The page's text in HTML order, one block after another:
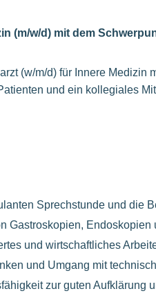
(m/w/d) mit dem
(w/m/d) für Innere Medizin
und ein kollegiales
Sprechstunde und die
Gastroskopien, Endoskopien
und wirtschaftliches
und Umgang mit
zur guten Aufklärung